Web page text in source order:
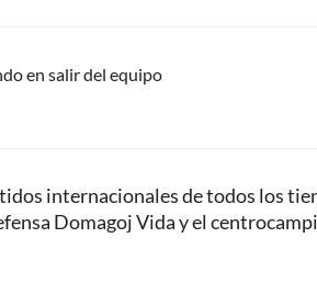
en salir del equipo
internacionales de todos los
Domagoj Vida y el